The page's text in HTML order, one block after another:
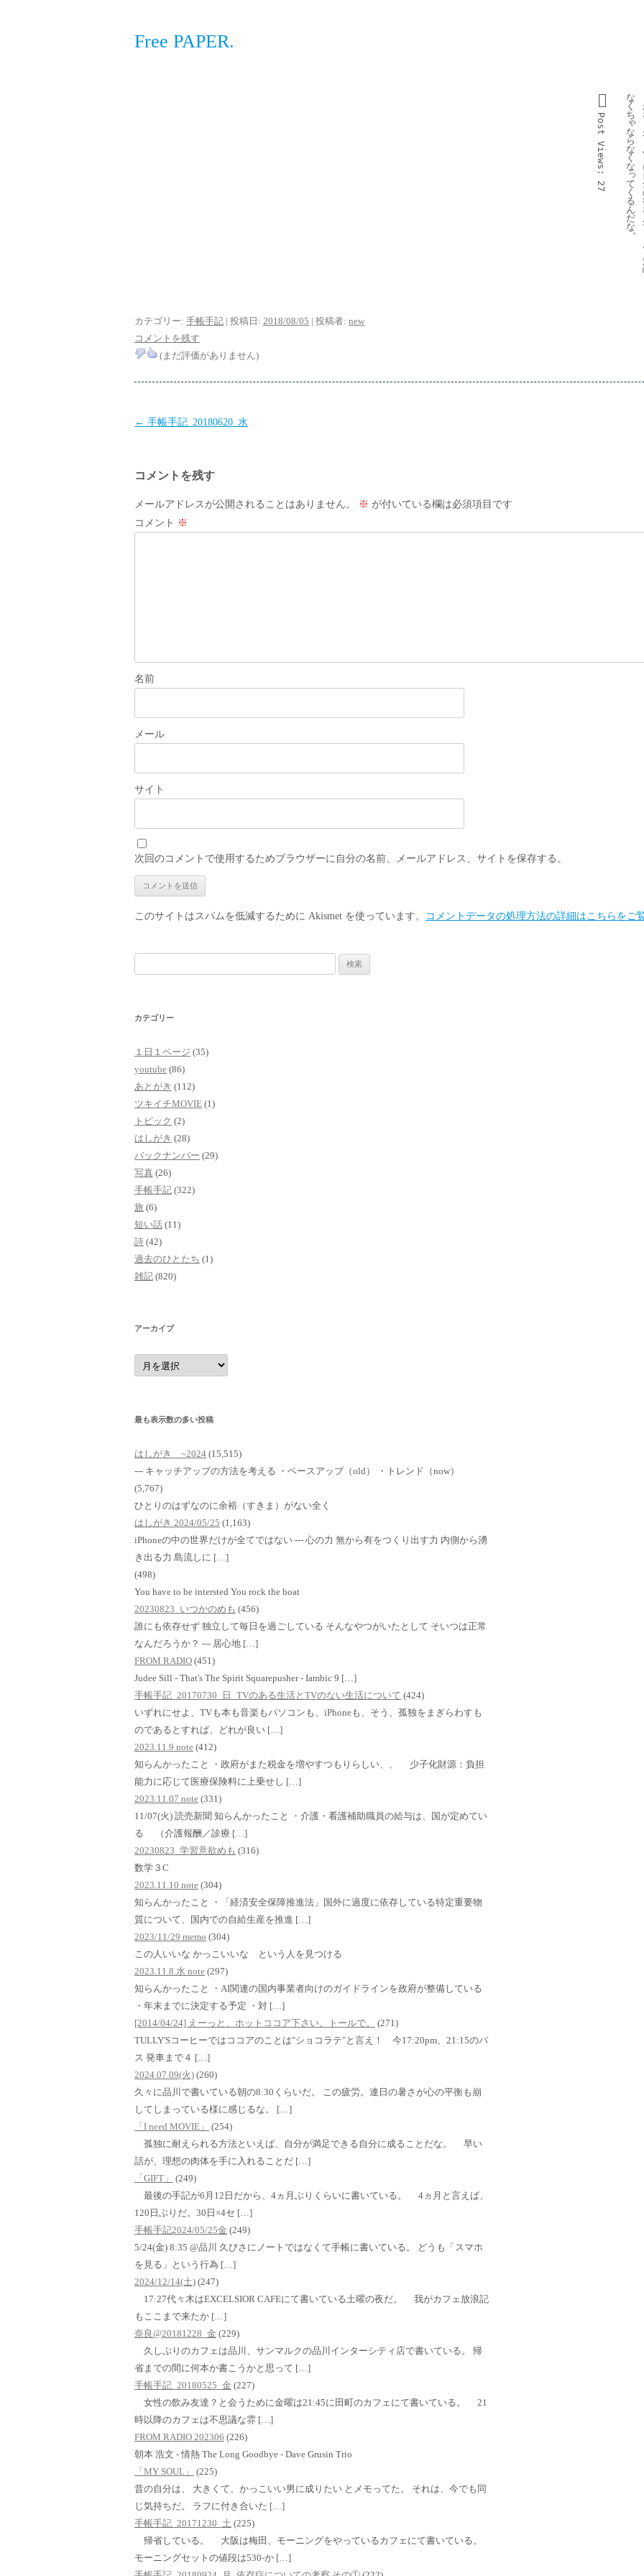
Free PAPER.
な
く
ち
ゃ
な
ら
な
く
な
っ
て
く
る
ん
だ
な。
Post
Views:
27
カテゴリー: 手帳手記 | 投稿日: 2018/08/05 | 投稿者: new
コメントを残す
(まだ評価がありません)
投
ビ
ゲ
ー
← 手帳手記_20180620_水
コメントを残す
メールアドレスが公開されることはありません。 ※ が付いている欄は必須項目です
コメント ※
名前
メール
サイト
次回のコメントで使用するためブラウザーに自分の名前、メールアドレス、サイトを保存する。
このサイトはスパムを低減するために Akismet を使っています。 コメントデータの処理方法の詳細はこちらをご
索:
カテゴリー
１日１ページ (35)
youtube (86)
あとがき (112)
ツキイチMOVIE (1)
トピック (2)
はしがき (28)
バックナンバー (29)
写真 (26)
手帳手記 (322)
旅 (6)
短い話 (11)
詩 (42)
過去のひとたち (1)
雑記 (820)
アーカイブ
ア
イ
ブ
最も表示数の多い投稿
はしがき ~2024 (15,515)
--- キャッチアップの方法を考える ・ベースアップ（old） ・トレンド（now）
(5,767)
ひとりのはずなのに余裕（すきま）がない全く
はしがき 2024/05/25 (1,163)
iPhoneの中の世界だけが全てではない --- 心の力 無から有をつくり出す力 内側から湧
き出る力 島流しに […]
(498)
You have to be intersted You rock the boat
20230823_いつかのめも (456)
誰にも依存せず 独立して毎日を過ごしている そんなやつがいたとして そいつは正常
なんだろうか？ --- 居心地 […]
FROM RADIO (451)
Judee Sill - That's The Spirit Squarepusher - Iambic 9 […]
手帳手記_20170730_日_TVのある生活とTVのない生活について (424)
いずれにせよ、TVも本も音楽もパソコンも、iPhoneも、そう、孤独をまぎらわすも
のであるとすれば、どれが良い […]
2023.11.9 note (412)
知らんかったこと ・政府がまた税金を増やすつもりらしい、、 少子化財源：負担
能力に応じて医療保険料に上乗せし […]
2023.11.07 note (331)
11/07(火) 読売新聞 知らんかったこと ・介護・看護補助職員の給与は、国が定めてい
る （介護報酬／診療 […]
20230823_学習意欲めも (316)
数学３C
2023.11.10 note (304)
知らんかったこと ・「経済安全保障推進法」国外に過度に依存している特定重要物
質について、国内での自給生産を推進 […]
2023/11/29 memo (304)
この人いいな かっこいいな という人を見つける
2023.11.8.水 note (297)
知らんかったこと ・AI関連の国内事業者向けのガイドラインを政府が整備している
・年末までに決定する予定 ・対 […]
[2014/04/24] えーっと、ホットココア下さい。トールで。
(271)
TULLY'Sコーヒーではココアのことは"ショコラテ"と言え！ 今17:20pm、21:15のバ
ス 発車まで４ […]
2024.07.09(火) (260)
久々に品川で書いている朝の8:30くらいだ。 この疲労。連日の暑さが心の平衡も崩
してしまっている様に感じるな。 […]
「I need MOVIE」
(254)
孤独に耐えられる方法といえば、自分が満足できる自分に成ることだな。 早い
話が、理想の肉体を手に入れることだ […]
「GIFT」
(249)
最後の手記が6月12日だから、4ヵ月ぶりくらいに書いている。 4ヵ月と言えば、
120日ぶりだ。30日×4セ […]
手帳手記2024/05/25金 (249)
5/24(金) 8:35 @品川 久びさにノートではなくて手帳に書いている。 どうも「スマホ
を見る」という行為 […]
2024/12/14(土) (247)
17:27代々木はEXCELSIOR CAFEにて書いている土曜の夜だ。 我がカフェ放浪記
もここまで来たか […]
奈良@20181228_金 (229)
久しぶりのカフェは品川、サンマルクの品川インターシティ店で書いている。 帰
省までの間に何本か書こうかと思って […]
手帳手記_20180525_金 (227)
女性の飲み友達？と会うために金曜は21:45に田町のカフェにて書いている。 21
時以降のカフェは不思議な雰 […]
FROM RADIO 202306 (226)
朝本 浩文 - 情熱 The Long Goodbye - Dave Grusin Trio
「MY SOUL」
(225)
昔の自分は、 大きくて、かっこいい男に成りたい とメモってた。 それは、今でも同
じ気持ちだ。 ラフに付き合いた […]
手帳手記_20171230_土 (225)
帰省している。 大阪は梅田、モーニングをやっているカフェにて書いている。
モーニングセットの値段は530-か […]